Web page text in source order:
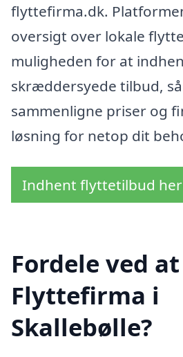
flyttefirma.dk.
oversigt over lokale
muligheden for at
skræddersyede tilbud,
sammenligne priser og
løsning for netop dit
Indhent flyttetilbud
Fordele ved
Flyttefirma i
Skallebølle?